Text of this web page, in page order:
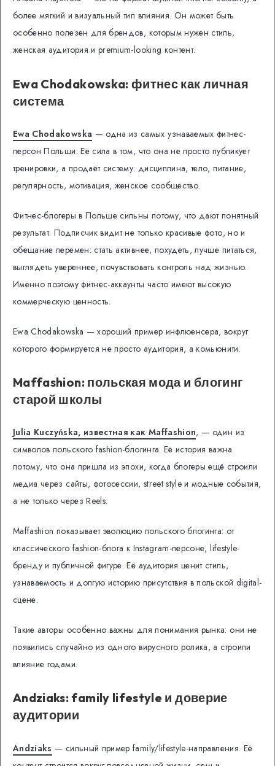
более мягкий и визуальный тип влияния. Он может быть
особенно полезен для брендов, которым нужен стиль,
женская аудитория и premium-looking контент.
Ewa Chodakowska: фитнес как личная
система
Ewa Chodakowska — одна из самых узнаваемых фитнес-
персон Польши. Её сила в том, что она не просто публикует
тренировки, а продаёт систему: дисциплина, тело, питание,
регулярность, мотивация, женское сообщество.
Фитнес-блогеры в Польше сильны потому, что дают понятный
результат. Подписчик видит не только красивые фото, но и
обещание перемен: стать активнее, похудеть, лучше питаться,
выглядеть увереннее, почувствовать контроль над жизнью.
Именно поэтому фитнес-аккаунты часто имеют высокую
коммерческую ценность.
Ewa Chodakowska — хороший пример инфлюенсера, вокруг
которого формируется не просто аудитория, а комьюнити.
Maffashion: польская мода и блогинг
старой школы
Julia Kuczyńska, известная как Maffashion, — один из
символов польского fashion-блогинга. Её история важна
потому, что она пришла из эпохи, когда блогеры ещё строили
медиа через сайты, фотосессии, street style и модные события,
а не только через Reels.
Maffashion показывает эволюцию польского блогинга: от
классического fashion-блога к Instagram-персоне, lifestyle-
бренду и публичной фигуре. Её аудитория ценит стиль,
узнаваемость и долгую историю присутствия в польской digital-
сцене.
Такие авторы особенно важны для понимания рынка: они не
появились случайно из одного вирусного ролика, а строили
влияние годами.
Andziaks: family lifestyle и доверие
аудитории
Andziaks — сильный пример family/lifestyle-направления. Её